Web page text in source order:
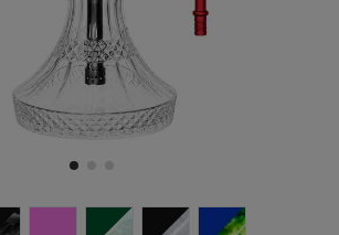
Black White/GreenWhite/BlackYellow/Blue